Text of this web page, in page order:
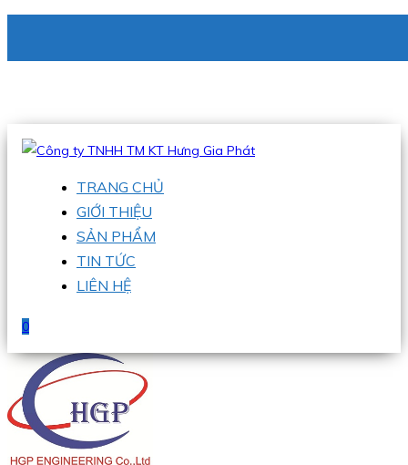
Hotline:0938 336 079
TRANG CHỦ
GIỚI THIỆU
SẢN PHẨM
TIN TỨC
LIÊN HỆ
0